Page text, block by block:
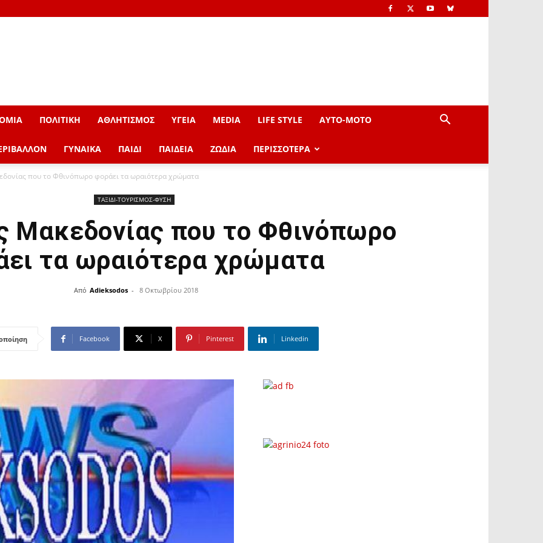
ΠΟΛΙΤΙΚΗ ΑΘΛΗΤΙΣΜΟΣ ΥΓΕΙΑ MEDIA LIFE STYLE AYTO-ΜOTO
ΓΥΝΑΙΚΑ ΠΑΙΔΙ ΠΑΙΔΕΙΑ ΖΩΔΙΑ ΠΕΡΙΣΣΟΤΕΡΑ
που το Φθινόπωρο φοράει τα ωραιότερα χρώματα
ΤΑΞΙΔΙ-ΤΟΥΡΙΣΜΟΣ-ΦΥΣΗ
Μακεδονίας που το Φθινόπωρο
τα ωραιότερα χρώματα
Από Adieksodos - 8 Οκτωβρίου 2018
Facebook X Pinterest Linkedin